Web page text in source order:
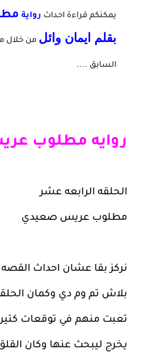
يمكنكم قراءة احداث رواية
بقلم ايمان وائل من خلال
السابق ....
روايه مطلوب
الحلقه الرابعه عشر
مطلوب عريس صعيدي
نركز بقا عشان احداث
بلاش تم وم دي وكمان
تعبت منهم في توقعات
يخرج ليبحث عنها وكان